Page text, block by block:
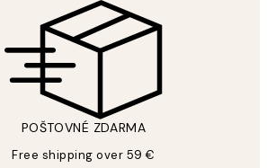
POŠTOVNÉ ZDARMA
Free shipping over 59 €